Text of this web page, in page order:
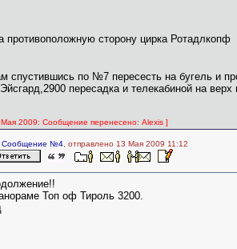
противоположную сторону цирка Ротадлкопф
спустившись по №7 пересесть на бугель и
пересадка и телекабиной на
2009: Сообщение перенесено: Alexis ]
Сообщение №4 , отправлено 13 Мая 2009 11:12
Топ оф Тироль 3200.